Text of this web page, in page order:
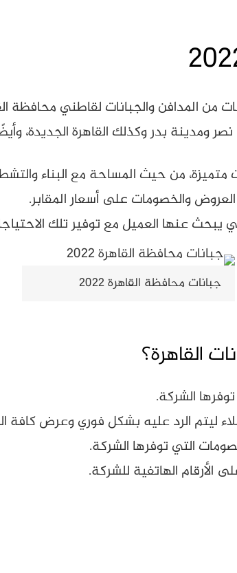
من المدافن والجبانات لقاطني
ومدينة بدر وكذلك القاهرة الجديدة،
متميزة، من حيث المساحة مع البناء
والخصومات على أسعار المقابر.
يبحث عنها العميل مع توفير تلك
جبانات محافظة القاهرة 2022
القاهرة؟
الشركة.
ليتم الرد عليه بشكل فوري وعرض كافة
التي توفرها الشركة.
الأرقام الهاتفية للشركة.